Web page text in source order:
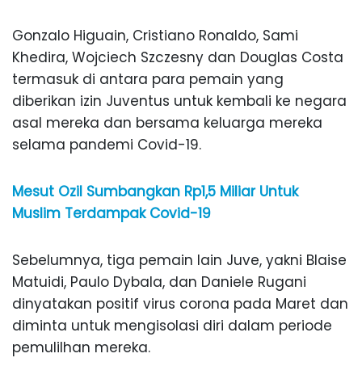
Gonzalo Higuain, Cristiano Ronaldo, Sami
Khedira, Wojciech Szczesny dan Douglas Costa
termasuk di antara para pemain yang
diberikan izin Juventus untuk kembali ke negara
asal mereka dan bersama keluarga mereka
selama pandemi Covid-19.
Mesut Ozil Sumbangkan Rp1,5 Miliar Untuk
Muslim Terdampak Covid-19
Sebelumnya, tiga pemain lain Juve, yakni Blaise
Matuidi, Paulo Dybala, dan Daniele Rugani
dinyatakan positif virus corona pada Maret dan
diminta untuk mengisolasi diri dalam periode
pemulilhan mereka.